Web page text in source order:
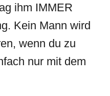
ihm IMMER
Kein Mann wird
wenn du zu
nur mit dem